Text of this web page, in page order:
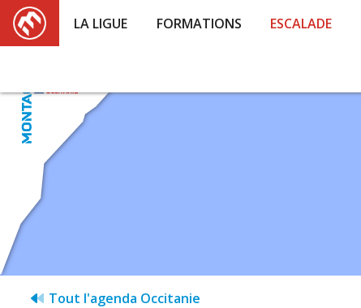
LA LIGUE FORMATIONS ESCALADE
Tout l'agenda Occitanie